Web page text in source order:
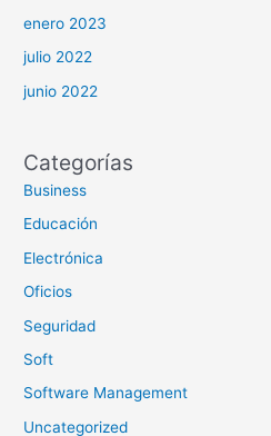
enero 2023
julio 2022
junio 2022
Categorías
Business
Educación
Electrónica
Oficios
Seguridad
Soft
Software Management
Uncategorized